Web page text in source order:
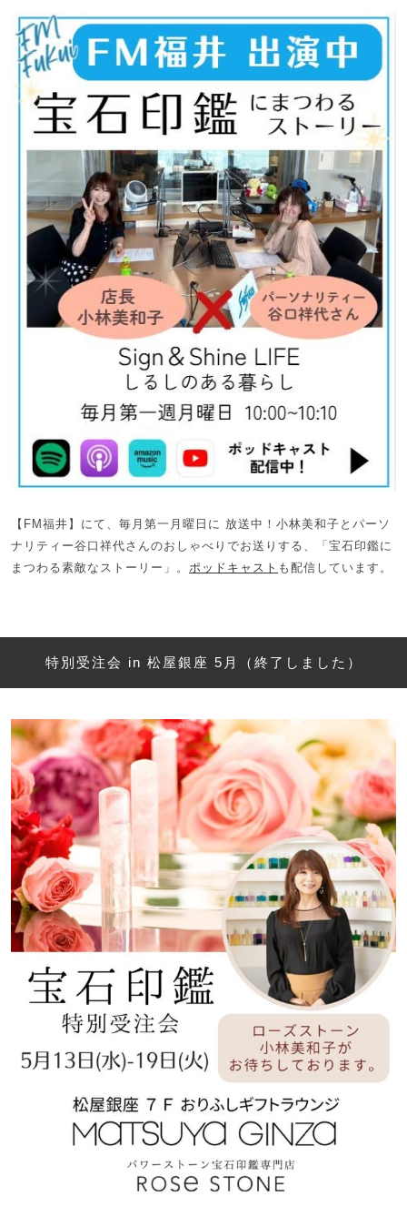
【FM福井】にて、毎月第一月曜日に 放送中！小林美和子とパーソ
ナリティー谷口祥代さんのおしゃべりでお送りする、「宝石印鑑に
まつわる素敵なストーリー」。 ポッドキャスト も配信しています。
特別受注会 in 松屋銀座 5月（終了しました）